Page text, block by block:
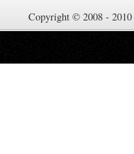
Copyright © 2008 - 2010